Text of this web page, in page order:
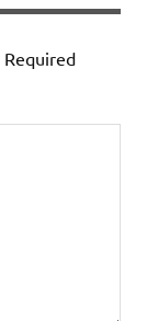
Required